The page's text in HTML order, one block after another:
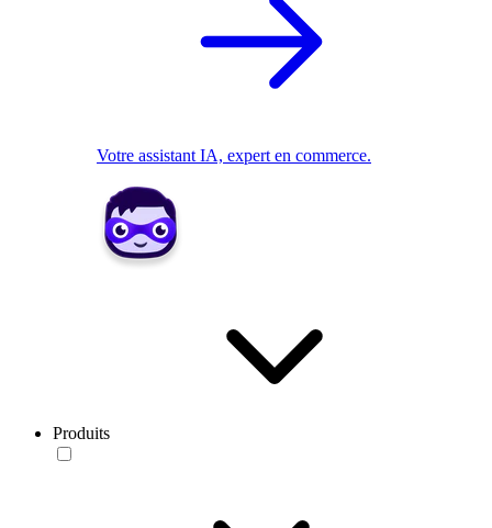
Votre assistant IA, expert en commerce.
Produits